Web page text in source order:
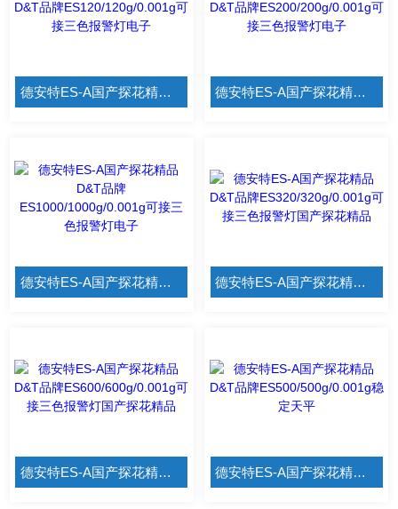
德安特ES-A国产探花精品 D&T品牌ES120/120g/0.001g可接三色报警灯电子 德安特ES-A国产探花精品 D&T品牌ES200/200g/0.001g可接三色报警灯电子
德安特ES-A国产探花精品 D&T品牌ES1000/1000g/0.001g可接三色报警灯电子 德安特ES-A国产探花精品 D&T品牌ES320/320g/0.001g可接三色报警灯国产探花精品
德安特ES-A国产探花精品 D&T品牌ES600/600g/0.001g可接三色报警灯国产探花精品 德安特ES-A国产探花精品 D&T品牌ES500/500g/0.001g稳定天平